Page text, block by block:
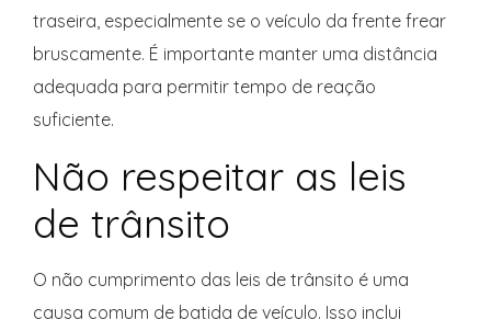
traseira, especialmente se o veículo da frente frear
bruscamente. É importante manter uma distância
adequada para permitir tempo de reação
suficiente.
Não respeitar as leis
de trânsito
O não cumprimento das leis de trânsito é uma
causa comum de batida de veículo. Isso inclui